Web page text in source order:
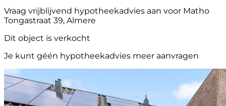
Vraag vrijblijvend hypotheekadvies aan voor Matho
Tongastraat 39, Almere
Dit object is verkocht
Je kunt géén hypotheekadvies meer aanvragen